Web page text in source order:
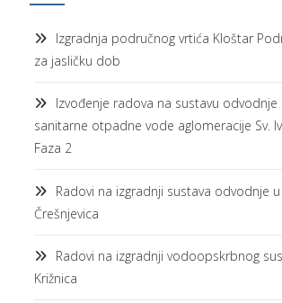
Izgradnja područnog vrtića Kloštar
za jasličku dob
Izvođenje radova na sustavu odvodnje
sanitarne otpadne vode aglomeracije Sv.
Faza 2
Radovi na izgradnji sustava odvodnje
Črešnjevica
Radovi na izgradnji vodoopskrbnog
Križnica